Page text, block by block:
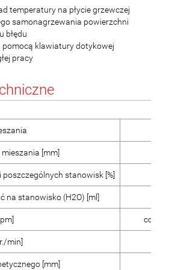
temperatury na płycie grzewczej
samonagrzewania powierzchni
błędu
pomocą klawiatury dotykowej
pracy
[mm]
poszczególnych stanowisk [%]
na stanowisko (H2O) [ml]
co 10
min]
[mm]